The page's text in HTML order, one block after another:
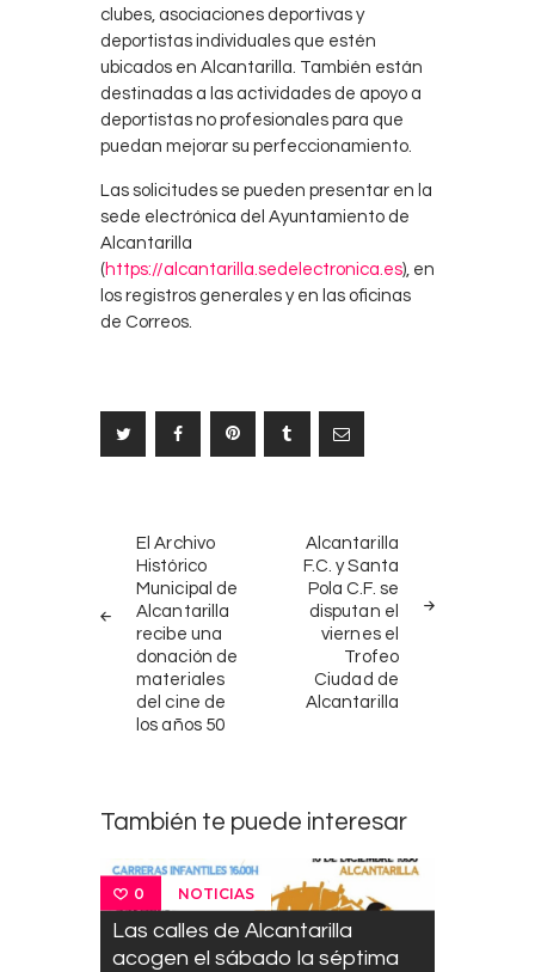
clubes, asociaciones deportivas y
deportistas individuales que estén
ubicados en Alcantarilla. También están
destinadas a las actividades de apoyo a
deportistas no profesionales para que
puedan mejorar su perfeccionamiento.
Las solicitudes se pueden presentar en la
sede electrónica del Ayuntamiento de
Alcantarilla
( https://alcantarilla.sedelectronica.es), en
los registros generales y en las oficinas
de Correos.
de
entradas
ANTERIORES
El Archivo
Histórico
Municipal de
Alcantarilla
recibe una
donación de
materiales
del cine de
los años 50
Alcantarilla
F.C. y Santa
Pola C.F. se
disputan el
viernes el
Trofeo
Ciudad de
Alcantarilla
También te puede interesar
0 NOTICIAS
Las calles de Alcantarilla
acogen el sábado la séptima